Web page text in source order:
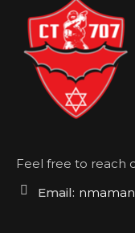
Feel free to reach
Email: